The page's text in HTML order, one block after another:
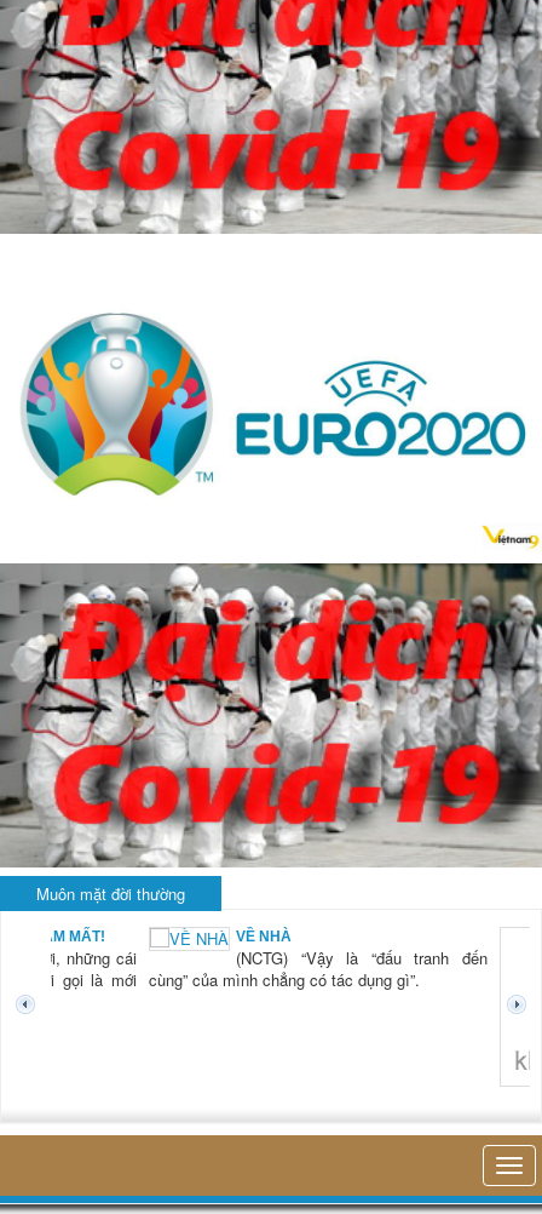
Muôn mặt đời thường
NAM MẤT!
“Xời, những cái
mới gọi là mới
VỀ NHÀ
(NCTG) “Vậy là “đấu tranh đến
cùng” của mình chẳng có tác dụng gì”.